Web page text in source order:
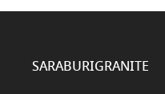
SARABURIGRANITE